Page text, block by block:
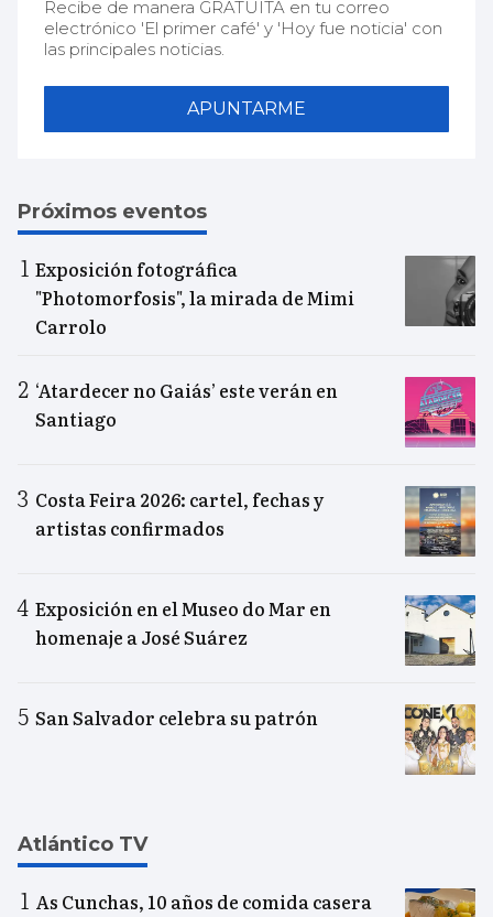
Recibe de manera GRATUITA en tu correo
electrónico 'El primer café' y 'Hoy fue noticia' con
las principales noticias.
APUNTARME
Próximos eventos
Exposición fotográfica
"Photomorfosis", la mirada de Mimi
Carrolo
‘Atardecer no Gaiás’ este verán en
Santiago
Costa Feira 2026: cartel, fechas y
artistas confirmados
Exposición en el Museo do Mar en
homenaje a José Suárez
San Salvador celebra su patrón
Atlántico TV
As Cunchas, 10 años de comida casera